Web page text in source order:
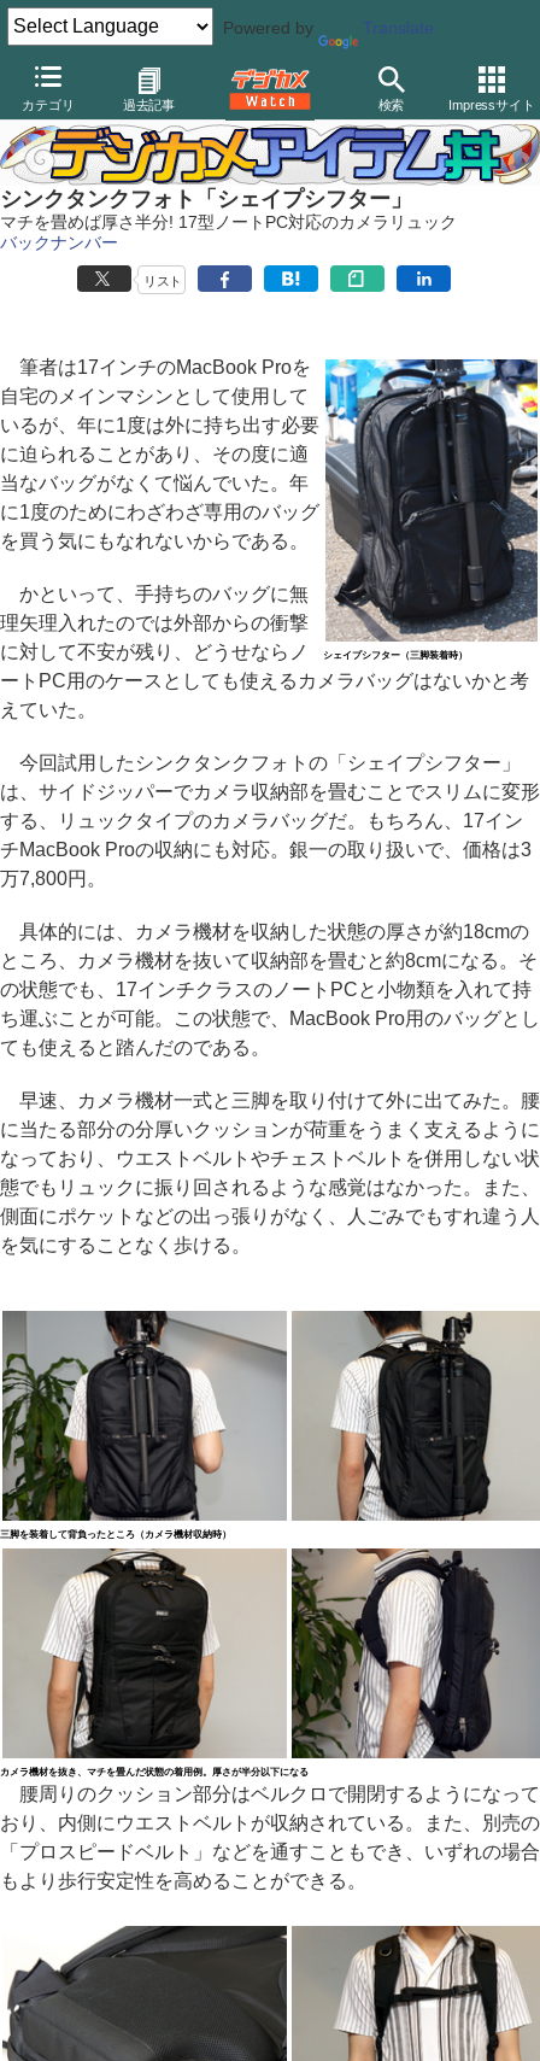
Powered by Translate
カテゴリ 過去記事 検索 Impressサイト
デジカメ Watch 撮影用品 カメラバッグ シンクタンクフォト
シンクタンクフォト「シェイプシフター」
マチを畳めば厚さ半分! 17型ノートPC対応のカメラリュック
バックナンバー
リスト
シェイプシフター（三脚装着時）
筆者は17インチのMacBook Proを
自宅のメインマシンとして使用して
いるが、年に1度は外に持ち出す必要
に迫られることがあり、その度に適
当なバッグがなくて悩んでいた。年
に1度のためにわざわざ専用のバッグ
を買う気にもなれないからである。
かといって、手持ちのバッグに無
理矢理入れたのでは外部からの衝撃
に対して不安が残り、どうせならノ
ートPC用のケースとしても使えるカメラバッグはないかと考
えていた。
今回試用したシンクタンクフォトの「シェイプシフター」
は、サイドジッパーでカメラ収納部を畳むことでスリムに変形
する、リュックタイプのカメラバッグだ。もちろん、17イン
チMacBook Proの収納にも対応。銀一の取り扱いで、価格は3
万7,800円。
具体的には、カメラ機材を収納した状態の厚さが約18cmの
ところ、カメラ機材を抜いて収納部を畳むと約8cmになる。そ
の状態でも、17インチクラスのノートPCと小物類を入れて持
ち運ぶことが可能。この状態で、MacBook Pro用のバッグとし
ても使えると踏んだのである。
早速、カメラ機材一式と三脚を取り付けて外に出てみた。腰
に当たる部分の分厚いクッションが荷重をうまく支えるように
なっており、ウエストベルトやチェストベルトを併用しない状
態でもリュックに振り回されるような感覚はなかった。また、
側面にポケットなどの出っ張りがなく、人ごみでもすれ違う人
を気にすることなく歩ける。
三脚を装着して背負ったところ（カメラ機材収納時）
カメラ機材を抜き、マチを畳んだ状態の着用例。厚さが半分以下になる
腰周りのクッション部分はベルクロで開閉するようになって
おり、内側にウエストベルトが収納されている。また、別売の
「プロスピードベルト」などを通すこともでき、いずれの場合
もより歩行安定性を高めることができる。